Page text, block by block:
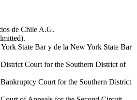
de Chile A.G.
State Bar y de la New York State Bar
Court for the Southern District of
Court for the Southern District